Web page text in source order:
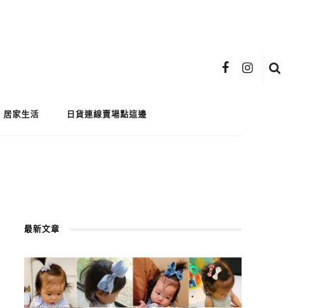
居家生活 日貨連線賣場點這邊
最新文章